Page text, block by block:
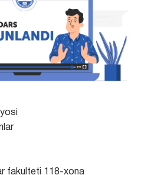
fakulteti 118-xona